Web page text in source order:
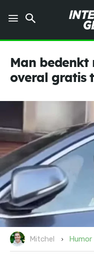
Man
overal gratis
Mitchel Humor